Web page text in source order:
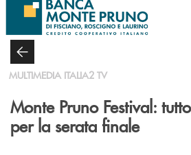
Salta al contenuto principale
MULTIMEDIA ITALIA2 TV
Monte Pruno Festival:
per la serata finale